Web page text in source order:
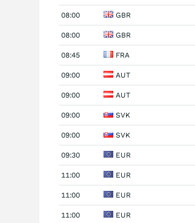
08:00 GBR
08:00 GBR
08:45 FRA
09:00 AUT
09:00 AUT
09:00 SVK
09:00 SVK
09:30 EUR
11:00 EUR
11:00 EUR
11:00 EUR